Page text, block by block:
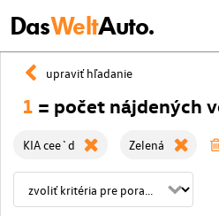
DasWeltAuto.
upraviť hľadanie
1 = počet nájdených
KIA cee`d Zelená